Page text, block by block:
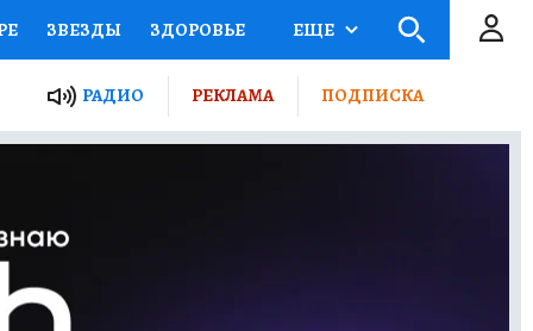
ЗВЕЗДЫ ЗДОРОВЬЕ
ПРОЕКТЫ РОССИИ
ПУТЕВОДИТЕЛЬ
ЕЩЕ
РАДИО РЕКЛАМА ПОДПИСКА